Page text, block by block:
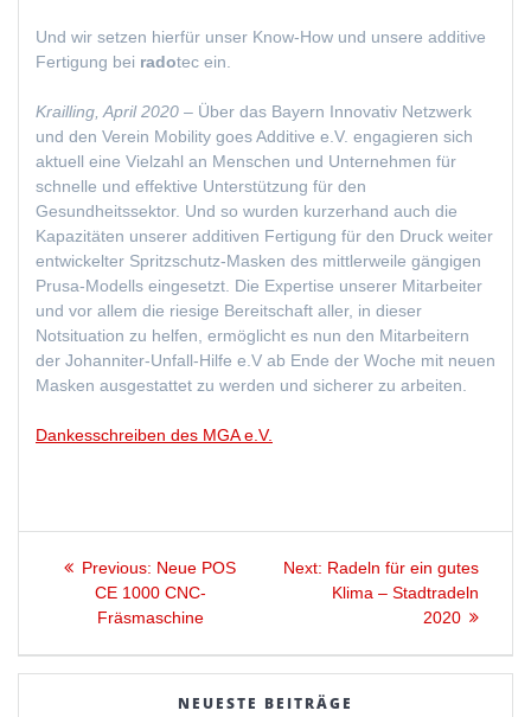
Und wir setzen hierfür unser Know-How und unsere additive
Fertigung bei radotec ein.
Krailling, April 2020 – Über das Bayern Innovativ Netzwerk
und den Verein Mobility goes Additive e.V. engagieren sich
aktuell eine Vielzahl an Menschen und Unternehmen für
schnelle und effektive Unterstützung für den
Gesundheitssektor. Und so wurden kurzerhand auch die
Kapazitäten unserer additiven Fertigung für den Druck weiter
entwickelter Spritzschutz-Masken des mittlerweile gängigen
Prusa-Modells eingesetzt. Die Expertise unserer Mitarbeiter
und vor allem die riesige Bereitschaft aller, in dieser
Notsituation zu helfen, ermöglicht es nun den Mitarbeitern
der Johanniter-Unfall-Hilfe e.V ab Ende der Woche mit neuen
Masken ausgestattet zu werden und sicherer zu arbeiten.
Dankesschreiben des MGA e.V.
Beitragsnavigation
Previous: Previous
post:
Neue POS
CE 1000 CNC-
Fräsmaschine
Next: Next
post:
Radeln für ein gutes
Klima – Stadtradeln
2020
NEUESTE BEITRÄGE